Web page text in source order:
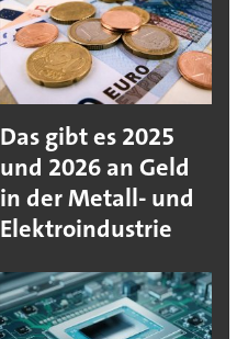
Das gibt es 2025
und 2026 an Geld
in der Metall- und
Elektroindustrie